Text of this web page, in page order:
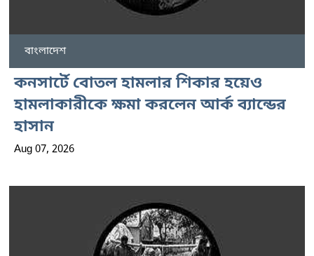
বাংলাদেশ
কনসার্টে বোতল হামলার শিকার হয়েও
হামলাকারীকে ক্ষমা করলেন আর্ক ব্যান্ডের
হাসান
Aug 07, 2026